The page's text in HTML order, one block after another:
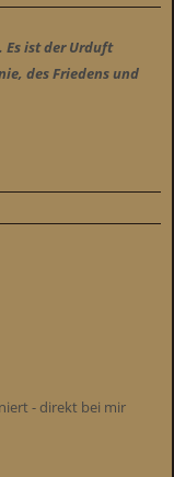
Es ist der Urduft
des Friedens und
- direkt bei mir